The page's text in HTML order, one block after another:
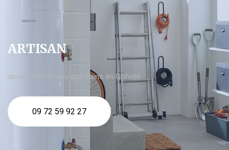
ARTISAN
devis Chauffe eau gaz Sains en Gohelle
09 72 59 92 27